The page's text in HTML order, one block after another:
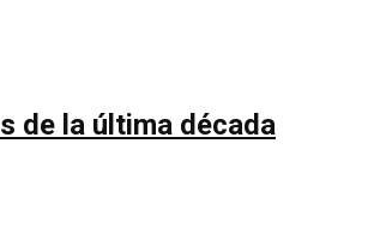
de la última década